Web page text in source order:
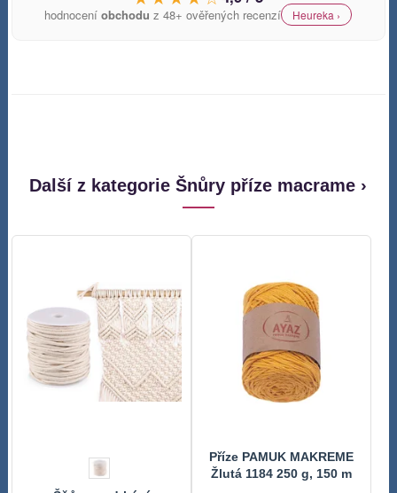
hodnoceníobchodu z 48+ ověřených recenzí Heureka ›
Další z kategorie Šnůry příze macrame ›
Příze PAMUK MAKREME
Žlutá 1184 250 g, 150 m